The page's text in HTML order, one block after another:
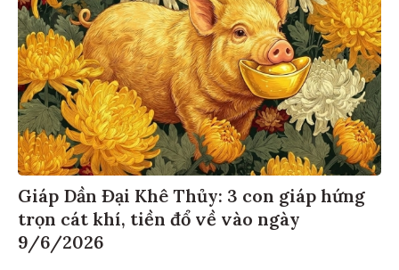
Giáp Dần Đại Khê Thủy: 3 con giáp hứng
trọn cát khí, tiền đổ về vào ngày
9/6/2026